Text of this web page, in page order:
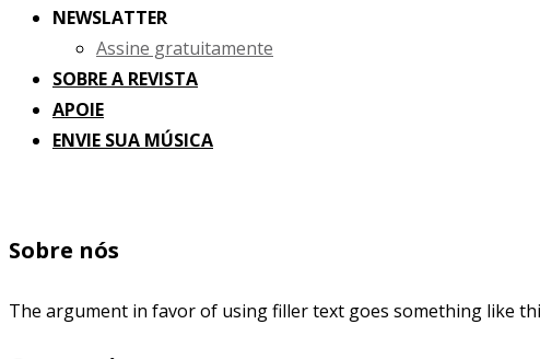
NEWSLATTER
Assine gratuitamente
SOBRE A REVISTA
APOIE
ENVIE SUA MÚSICA
Sobre nós
The argument in favor of using filler text goes something like